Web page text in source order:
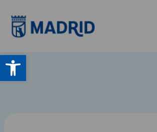
Abrir barra de
contenido